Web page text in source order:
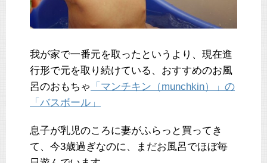
我が家で一番元を取ったというより、現在進
行形で元を取り続けている、おすすめのお風
呂のおもちゃ
「マンチキン（munchkin）」の
「バスボール」
息子が乳児のころに妻がふらっと買ってき
て、今3歳過ぎなのに、まだお風呂でほぼ毎